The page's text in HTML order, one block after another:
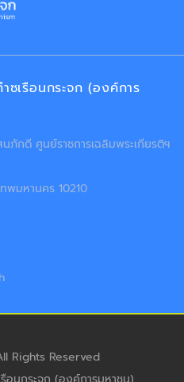
ซเรือนกระจก (องค์การ
ภักดี ศูนย์ราชการเฉลิมพระเกียรติฯ
พมหานคร 10210
Rights Reserved